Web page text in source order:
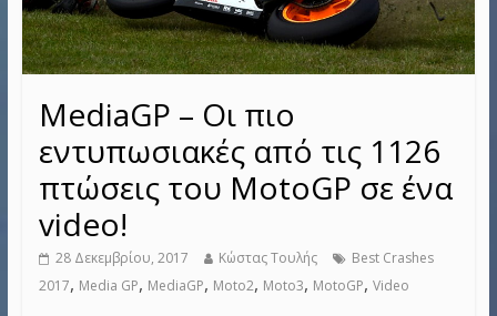
MediaGP – Οι πιο
εντυπωσιακές από τις 1126
πτώσεις του MotoGP σε ένα
video!
28 Δεκεμβρίου, 2017 Κώστας Τουλής
Best Crashes
2017, Media GP, MediaGP, Moto2, Moto3, MotoGP, Video